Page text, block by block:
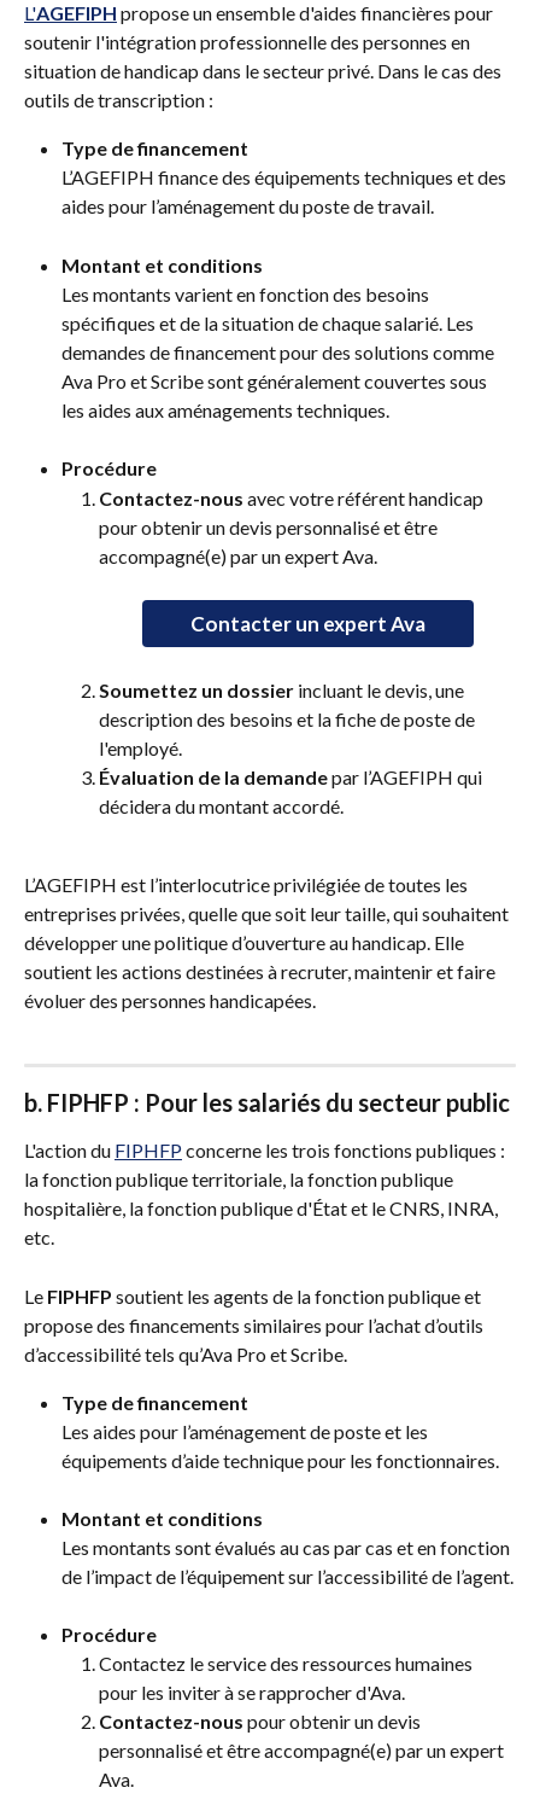
L'AGEFIPH propose un ensemble d'aides financières pour
soutenir l'intégration professionnelle des personnes en
situation de handicap dans le secteur privé. Dans le cas des
outils de transcription :
Type de financement
L’AGEFIPH finance des équipements techniques et des
aides pour l’aménagement du poste de travail.
Montant et conditions
Les montants varient en fonction des besoins
spécifiques et de la situation de chaque salarié. Les
demandes de financement pour des solutions comme
Ava Pro et Scribe sont généralement couvertes sous
les aides aux aménagements techniques.
Procédure
Contactez-nous avec votre référent handicap
pour obtenir un devis personnalisé et être
accompagné(e) par un expert Ava.
Contacter un expert Ava
Soumettez un dossier incluant le devis, une
description des besoins et la fiche de poste de
l'employé.
Évaluation de la demande par l’AGEFIPH qui
décidera du montant accordé.
L’AGEFIPH est l’interlocutrice privilégiée de toutes les
entreprises privées, quelle que soit leur taille, qui souhaitent
développer une politique d’ouverture au handicap. Elle
soutient les actions destinées à recruter, maintenir et faire
évoluer des personnes handicapées.
b. FIPHFP : Pour les salariés du secteur public
L'action du FIPHFP concerne les trois fonctions publiques :
la fonction publique territoriale, la fonction publique
hospitalière, la fonction publique d'État et le CNRS, INRA,
etc.
Le FIPHFP soutient les agents de la fonction publique et
propose des financements similaires pour l’achat d’outils
d’accessibilité tels qu’Ava Pro et Scribe.
Type de financement
Les aides pour l’aménagement de poste et les
équipements d’aide technique pour les fonctionnaires.
Montant et conditions
Les montants sont évalués au cas par cas et en fonction
de l’impact de l’équipement sur l’accessibilité de l’agent.
Procédure
Contactez le service des ressources humaines
pour les inviter à se rapprocher d'Ava.
Contactez-nous pour obtenir un devis
personnalisé et être accompagné(e) par un expert
Ava.